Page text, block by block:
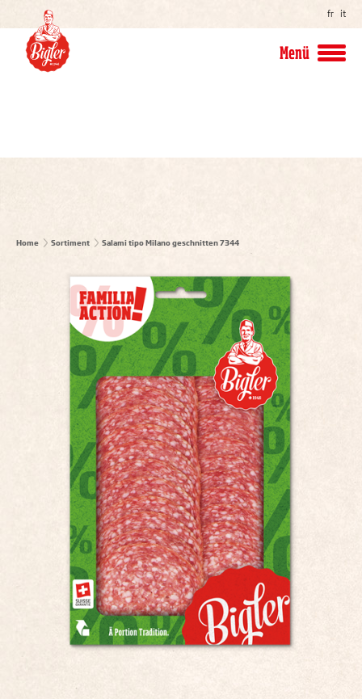
fr it
Menü
Home Sortiment Salami tipo Milano geschnitten 7344